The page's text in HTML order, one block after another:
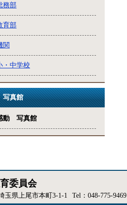
務部
育部
関
・中学校
真館
動 写真館
委員会
玉県上尾市本町3-1-1 Tel：048-775-9469